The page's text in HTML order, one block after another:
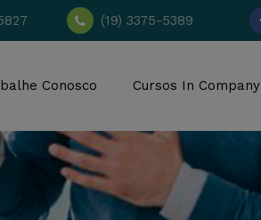
(19) 3375-5389
Conosco Cursos In Company